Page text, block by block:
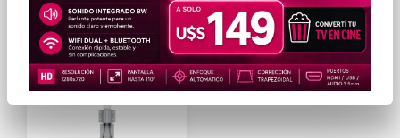
ORDENAR
FILTRAR POR